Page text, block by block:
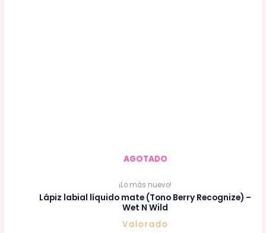
AGOTADO
¡Lo más nuevo!
Lápiz labial líquido mate (Tono Berry Recognize) –
Wet N Wild
Valorado